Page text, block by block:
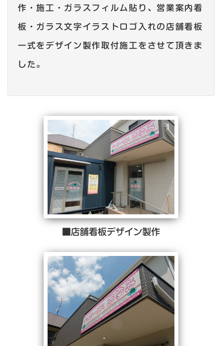
作・施工・ガラスフィルム貼り、営業案内看
板・ガラス文字イラストロゴ入れの店舗看板
一式をデザイン製作取付施工をさせて頂きま
した。
■店舗看板デザイン製作